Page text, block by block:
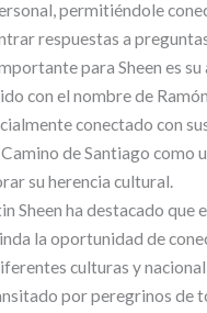
permitiéndole
respuestas a
para Sheen es su
con el nombre de
conectado con
de Santiago como
su herencia cultural.
Sheen ha destacado que
la oportunidad de
culturas y
por peregrinos de